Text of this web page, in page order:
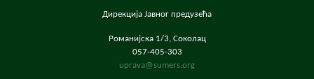
Дирекција Јавног предузећа
Романијска 1/3, Соколац
057-405-303
uprava@sumers.org